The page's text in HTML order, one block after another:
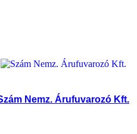
Nemz. Árufuvarozó Kft.